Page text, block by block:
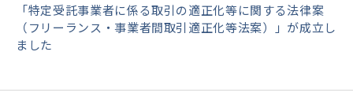
「特定受託事業者に係る取引の適正化等に関する法律案
（フリーランス・事業者間取引適正化等法案）」が成立し
ました